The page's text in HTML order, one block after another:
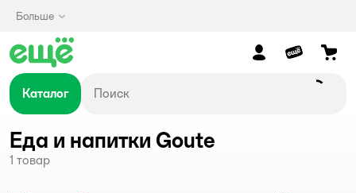
Больше
Каталог
Еда и напитки Goute
1 товар